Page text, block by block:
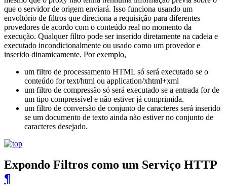
que o servidor de origem enviará. Isso funciona usando um
envoltório de filtros que direciona a requisição para diferentes
provedores de acordo com o conteúdo real no momento da
execução. Qualquer filtro pode ser inserido diretamente na cadeia e
executado incondicionalmente ou usado como um provedor e
inserido dinamicamente. Por exemplo,
um filtro de processamento HTML só será executado se o
conteúdo for text/html ou application/xhtml+xml
um filtro de compressão só será executado se a entrada for de
um tipo compressível e não estiver já comprimida.
um filtro de conversão de conjunto de caracteres será inserido
se um documento de texto ainda não estiver no conjunto de
caracteres desejado.
Expondo Filtros como um Serviço HTTP
¶